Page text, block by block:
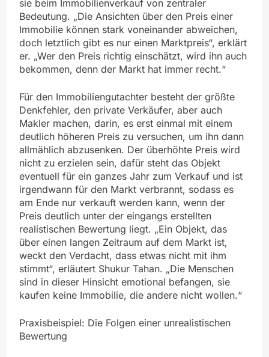
sie beim Immobilienverkauf von zentraler
Bedeutung. „Die Ansichten über den Preis einer
Immobilie können stark voneinander abweichen,
doch letztlich gibt es nur einen Marktpreis“, erklärt
er. „Wer den Preis richtig einschätzt, wird ihn auch
bekommen, denn der Markt hat immer recht.“
Für den Immobiliengutachter besteht der größte
Denkfehler, den private Verkäufer, aber auch
Makler machen, darin, es erst einmal mit einem
deutlich höheren Preis zu versuchen, um ihn dann
allmählich abzusenken. Der überhöhte Preis wird
nicht zu erzielen sein, dafür steht das Objekt
eventuell für ein ganzes Jahr zum Verkauf und ist
irgendwann für den Markt verbrannt, sodass es
am Ende nur verkauft werden kann, wenn der
Preis deutlich unter der eingangs erstellten
realistischen Bewertung liegt. „Ein Objekt, das
über einen langen Zeitraum auf dem Markt ist,
weckt den Verdacht, dass etwas nicht mit ihm
stimmt“, erläutert Shukur Tahan. „Die Menschen
sind in dieser Hinsicht emotional befangen, sie
kaufen keine Immobilie, die andere nicht wollen.“
Praxisbeispiel: Die Folgen einer unrealistischen
Bewertung